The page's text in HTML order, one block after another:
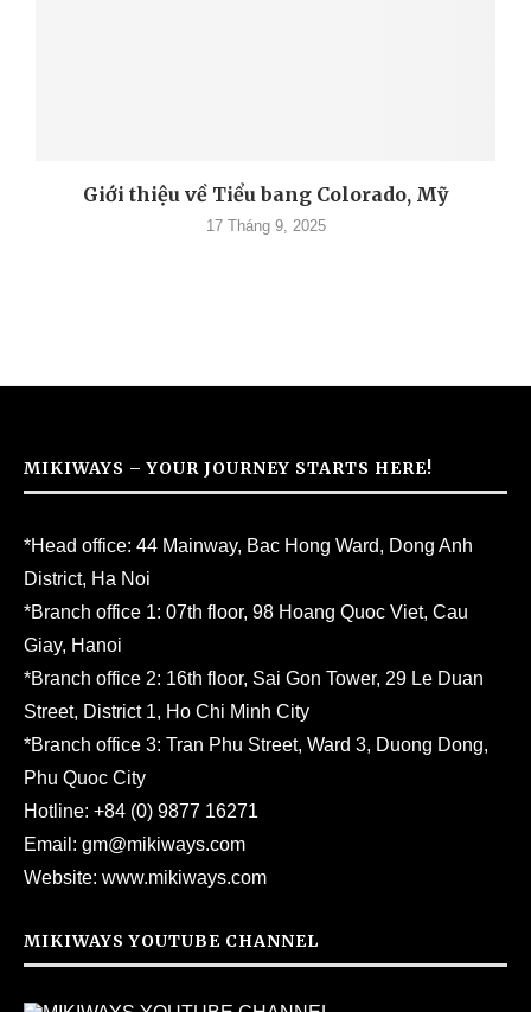
Giới thiệu về Tiểu bang Colorado, Mỹ
17 Tháng 9, 2025
MIKIWAYS – YOUR JOURNEY STARTS HERE!
*Head office: 44 Mainway, Bac Hong Ward, Dong Anh
District, Ha Noi
*Branch office 1: 07th floor, 98 Hoang Quoc Viet, Cau
Giay, Hanoi
*Branch office 2: 16th floor, Sai Gon Tower, 29 Le Duan
Street, District 1, Ho Chi Minh City
*Branch office 3: Tran Phu Street, Ward 3, Duong Dong,
Phu Quoc City
Hotline: +84 (0) 9877 16271
Email: gm@mikiways.com
Website: www.mikiways.com
MIKIWAYS YOUTUBE CHANNEL